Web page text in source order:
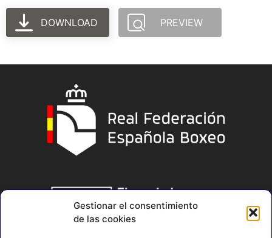
Gestionar el consentimiento
de las cookies
DOWNLOAD PREVIEW